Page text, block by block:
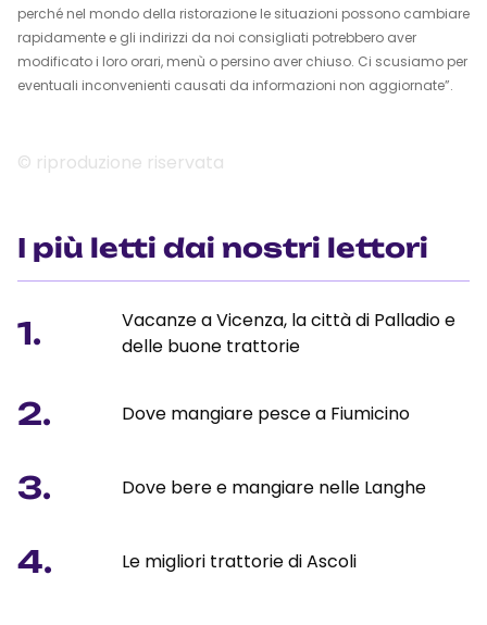
perché nel mondo della ristorazione le situazioni possono cambiare
rapidamente e gli indirizzi da noi consigliati potrebbero aver
modificato i loro orari, menù o persino aver chiuso. Ci scusiamo per
eventuali inconvenienti causati da informazioni non aggiornate”.
© riproduzione riservata
I più letti dai nostri lettori
1.
Vacanze a Vicenza, la città di Palladio e
delle buone trattorie
2. Dove mangiare pesce a Fiumicino
3. Dove bere e mangiare nelle Langhe
4. Le migliori trattorie di Ascoli